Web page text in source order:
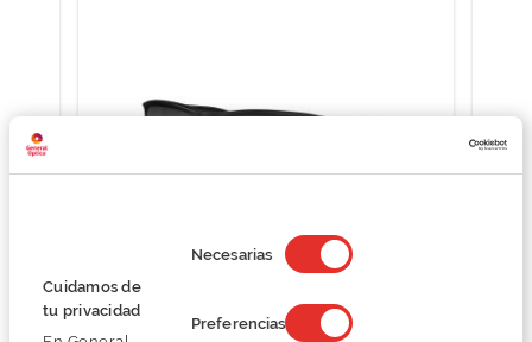
Cuidamos de
tu privacidad
de
consentimiento
Necesarias
Preferencias
Oakley GIBSTON 0OO9449
146,99 €